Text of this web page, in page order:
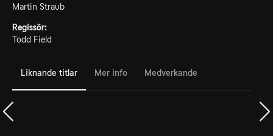
Martin Straub
Regissör:
Todd Field
Liknande titlar Mer info Medverkande